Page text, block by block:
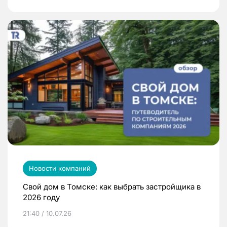
Новости компаний
Свой дом в Томске: как выбрать застройщика в
2026 году
21:40 / 10.07.26